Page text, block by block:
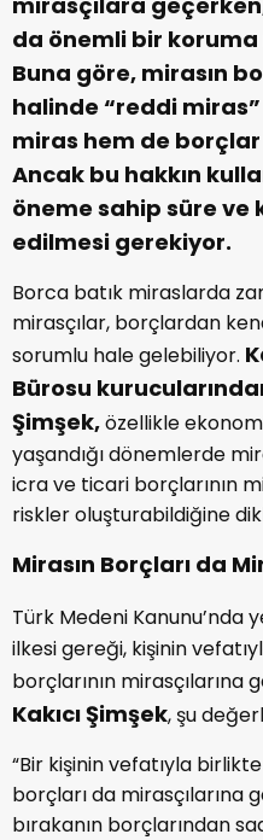
da önemli bir koruma
Buna göre, mirasın
halinde “reddi
miras hem de
Ancak bu hakkın
öneme sahip süre
edilmesi gerekiyor.
Borca batık miraslarda
mirasçılar, borçlardan
sorumlu hale gelebiliyor.
Bürosu
Şimşek,özellikle
yaşandığı dönemlerde
icra ve ticari borçlarının
riskler oluşturabildiğine
Mirasın Borçları da
Türk Medeni Kanunu’nda
ilkesi gereği, kişinin
borçlarının mirasçılarına
Kakıcı Şimşek, şu
“Bir kişinin vefatıyla
borçları da mirasçılarına
bırakanın borçlarından